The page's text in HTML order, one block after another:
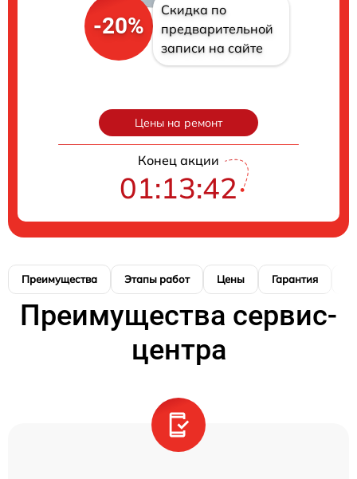
-20%
Скидка по
предварительной
записи на сайте
Цены на ремонт
Конец акции
01:13:41
Преимущества Этапы работ Цены Гарантия
Преимущества сервис-
центра